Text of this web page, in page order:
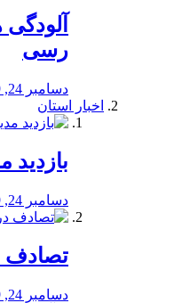
رسی
دسامبر 24, 2019
اخبار استان
بازدید
دسامبر 24, 2019
تصادف
دسامبر 24, 2019